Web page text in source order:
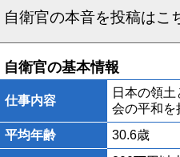
自衛官の本音を投稿はこ
自衛官の基本情報
仕事内容
日本の領
会の平和を
平均年齢
30.6歳